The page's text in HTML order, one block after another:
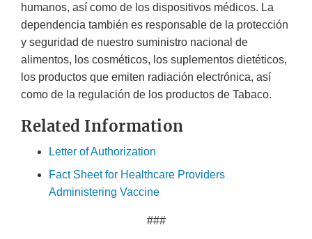
humanos, así como de los dispositivos médicos. La
dependencia también es responsable de la protección
y seguridad de nuestro suministro nacional de
alimentos, los cosméticos, los suplementos dietéticos,
los productos que emiten radiación electrónica, así
como de la regulación de los productos de Tabaco.
Related Information
Letter of Authorization
Fact Sheet for Healthcare Providers
Administering Vaccine
###